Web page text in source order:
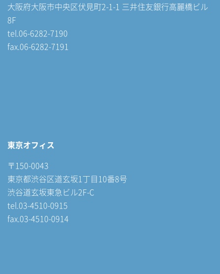
大阪府大阪市中央区伏見町2-1-1 三井住友銀行高麗橋ビル
8F
tel.06-6282-7190
fax.06-6282-7191
東京オフィス
〒150-0043
東京都渋谷区道玄坂1丁目10番8号
渋谷道玄坂東急ビル2F-C
tel.03-4510-0915
fax.03-4510-0914